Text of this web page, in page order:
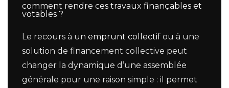
comment rendre ces travaux finançables et
votables ?
Le recours à un emprunt collectif ou à une
solution de financement collective peut
changer la dynamique d’une assemblée
générale pour une raison simple : il permet